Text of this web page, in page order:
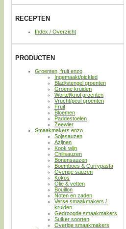
RECEPTEN
Index / Overzicht
PRODUCTEN
Groenten, fruit enzo
Ingemaakt/pickled
Blad/stengel groenten
Groene kruiden
Wortel/knol groenten
Vrucht/peul groenten
Fruit
Bloemen
Paddestoelen
Zeewier
Smaakmakers enzo
Sojasauzen
Azijnen
Kook wijn
Chilisauzen
Bonensauzen
Boemboes & Currypasta
Overige sauzen
Kokos
Olie & vetten
Bouillon
Noten en zaden
Verse smaakmakers /
kruiden
Gedroogde smaakmakers
Suiker soorten
Overige smaakmakers